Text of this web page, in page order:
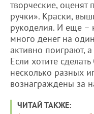
творческие, оценят
ручки». Краски,
рукоделия. И еще –
много денег на
активно поиграют,
Если хотите
несколько разных
вознаграждены за
ЧИТАЙ ТАКЖЕ: